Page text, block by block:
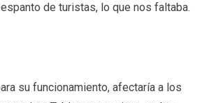
de turistas, lo que nos faltaba.
su funcionamiento, afectaría a los